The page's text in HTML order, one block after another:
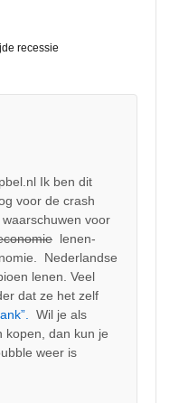
recessie
Ik ben dit
voor de crash
voor
lenen-
Nederlandse
lenen. Veel
dat ze het zelf
Wil je als
kopen, dan kun je
weer is